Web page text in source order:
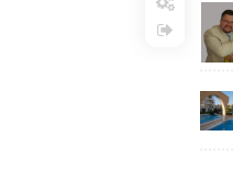
Настройки